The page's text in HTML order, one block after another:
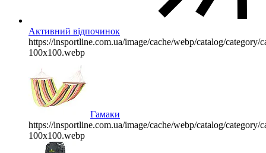
Активний відпочинок
https://insportline.com.ua/image/cache/webp/catalog/category/
100x100.webp
Гамаки
https://insportline.com.ua/image/cache/webp/catalog/category/
100x100.webp